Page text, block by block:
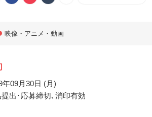
映像・アニメ・動画
年09月30日 (月)
出･応募締切､消印有効